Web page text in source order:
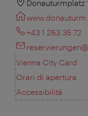
Donauturmplatz
+43 1 263 35 72
Vienna City Card
Orari di apertura
Accessibilità